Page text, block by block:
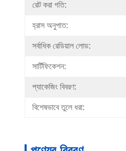
রেট করা গতি:
হ্রাস অনুপাত:
সর্বাধিক রেডিয়াল লোড:
সার্টিফিকেশন:
প্যাকেজিং বিবরণ:
বিশেষভাবে তুলে ধরা: